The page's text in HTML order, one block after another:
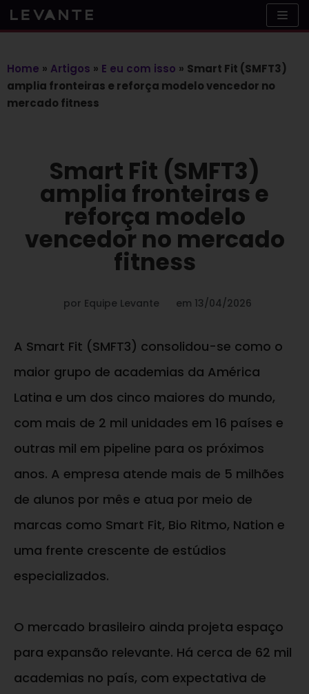
Skip
to
Home » Artigos » E eu com isso » Smart Fit (SMFT3)
amplia fronteiras e reforça modelo vencedor no
mercado fitness
Smart Fit (SMFT3)
amplia fronteiras e
reforça modelo
vencedor no mercado
fitness
por Equipe Levante em 13/04/2026
A Smart Fit (SMFT3) consolidou-se como o
maior grupo de academias da América
Latina e um dos cinco maiores do mundo,
com mais de 2 mil unidades em 16 países e
outras mil em pipeline para os próximos
anos. A empresa atende mais de 5 milhões
de alunos por mês e atua por meio de
marcas como Smart Fit, Bio Ritmo, Nation e
uma frente crescente de estúdios
especializados.
O mercado brasileiro ainda projeta espaço
para expansão relevante. Há cerca de 62 mil
academias no país, com expectativa de